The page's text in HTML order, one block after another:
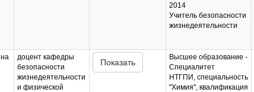
2014
Учитель безопасности
жизнедеятельности
доцент кафедры
безопасности
жизнедеятельности
и физической
Показать
Высшее образование -
Специалитет
НТГПИ, специальность
"Химия", квалификация